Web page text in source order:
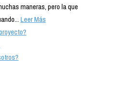
maneras, pero la que
Leer Más